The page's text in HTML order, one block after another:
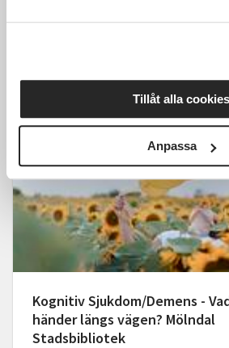
Tillåt alla cookies
Anpassa
tis
Läs mer och anmäl
Kognitiv Sjukdom/Demens -
händer längs vägen? Mölndal
Stadsbibliotek